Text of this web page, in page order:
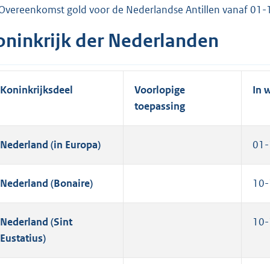
gold voor de Nederlandse Antillen vanaf
der Nederlanden
Koninkrijksdeel
Voorlopige
toepassing
In
Nederland (in Europa)
Nederland (Bonaire)
Nederland (Sint
Eustatius)